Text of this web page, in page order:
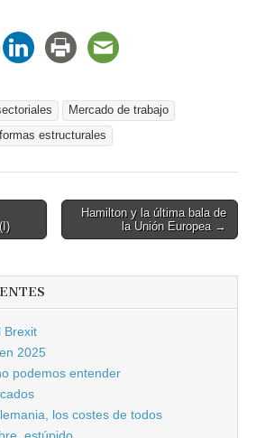
Mercado de trabajo
estructurales
Hamilton y la última bala de
la Unión Europea →
Brexit
2025
podemos entender
los costes de todos